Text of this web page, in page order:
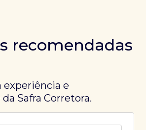
recomendadas
experiência e
Safra Corretora.